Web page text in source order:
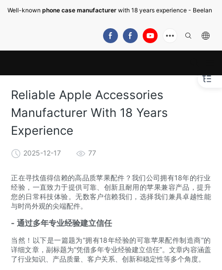
Well-known phone case manufacturer with 18 years experience - Beelan
Reliable Apple Accessories
Manufacturer With 18 Years
Experience
2025-12-17 77
正在寻找值得信赖的高品质苹果配件？我们公司拥有18年的行业
经验，一直致力于提供可靠、创新且耐用的苹果兼容产品，提升
您的日常科技体验。无数客户信赖我们，选择我们兼具卓越性能
与时尚外观的尖端配件。
- 通过多年专业经验建立信任
当然！以下是一篇题为“拥有18年经验的可靠苹果配件制造商”的
详细文章，副标题为“凭借多年专业经验建立信任”。文章内容涵盖
了行业知识、产品质量、客户关系、创新和稳定性等多个角度。